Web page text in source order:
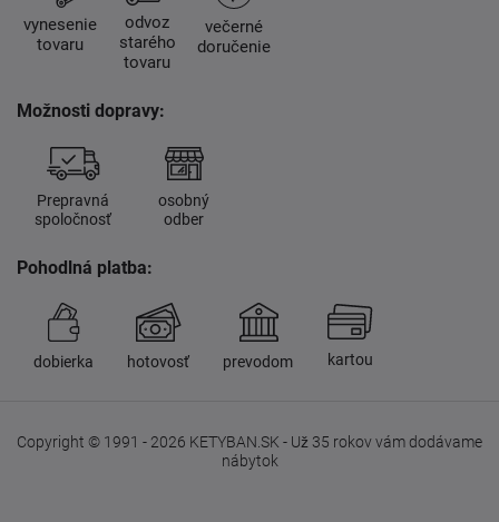
vynesenie
tovaru
odvoz
starého
tovaru
večerné
doručenie
Možnosti dopravy:
Prepravná
spoločnosť
osobný
odber
Pohodlná platba:
dobierka hotovosť prevodom kartou
Copyright © 1991 - 2026 KETYBAN.SK - Už 35 rokov vám dodávame
nábytok